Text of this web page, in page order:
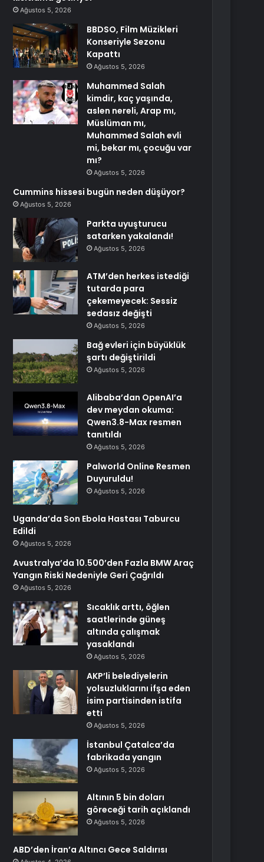
Ağustos 5, 2026
BBDSO, Film Müzikleri
Konseriyle Sezonu
Kapattı
Ağustos 5, 2026
Muhammed Salah
kimdir, kaç yaşında,
aslen nereli, Arap mı,
Müslüman mı,
Muhammed Salah evli
mi, bekar mı, çocuğu var
mı?
Ağustos 5, 2026
Cummins hissesi bugün neden düşüyor?
Ağustos 5, 2026
Parkta uyuşturucu
satarken yakalandı!
Ağustos 5, 2026
ATM’den herkes istediği
tutarda para
çekemeyecek: Sessiz
sedasız değişti
Ağustos 5, 2026
Bağ evleri için büyüklük
şartı değiştirildi
Ağustos 5, 2026
Alibaba’dan OpenAI’a
dev meydan okuma:
Qwen3.8-Max resmen
tanıtıldı
Ağustos 5, 2026
Palworld Online Resmen
Duyuruldu!
Ağustos 5, 2026
Uganda’da Son Ebola Hastası Taburcu
Edildi
Ağustos 5, 2026
Avustralya’da 10.500’den Fazla BMW Araç
Yangın Riski Nedeniyle Geri Çağrıldı
Ağustos 5, 2026
Sıcaklık arttı, öğlen
saatlerinde güneş
altında çalışmak
yasaklandı
Ağustos 5, 2026
AKP’li belediyelerin
yolsuzluklarını ifşa eden
isim partisinden istifa
etti
Ağustos 5, 2026
İstanbul Çatalca’da
fabrikada yangın
Ağustos 5, 2026
Altının 5 bin doları
göreceği tarih açıklandı
Ağustos 5, 2026
ABD’den İran’a Altıncı Gece Saldırısı